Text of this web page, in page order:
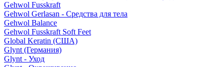
Gehwol Fusskraft
Gehwol Gerlasan - Средства для тела
Gehwol Balance
Gehwol Fusskraft Soft Feet
Global Keratin (США)
Glynt (Германия)
Glynt - Уход